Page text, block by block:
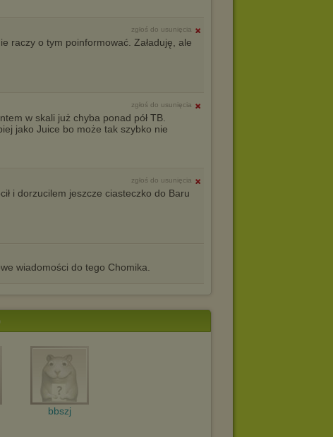
zgłoś do usunięcia
raczy o tym poinformować. Załaduję, ale
zgłoś do usunięcia
w skali już chyba ponad pół TB.
jako Juice bo może tak szybko nie
zgłoś do usunięcia
i dorzucilem jeszcze ciasteczko do Baru
wiadomości do tego Chomika.
bbszj